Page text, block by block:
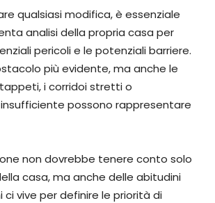
qualsiasi modifica, è essenziale
analisi della propria casa per
pericoli e le potenziali barriere.
più evidente, ma anche le
i corridoi stretti o
insufficiente possono rappresentare
non dovrebbe tenere conto solo
casa, ma anche delle abitudini
ci vive per definire le priorità di